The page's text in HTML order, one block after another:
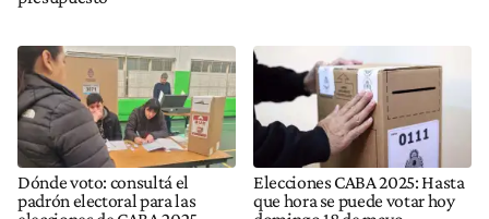
Dónde voto: consultá el
padrón electoral para las
Elecciones CABA 2025: Hasta
que hora se puede votar hoy